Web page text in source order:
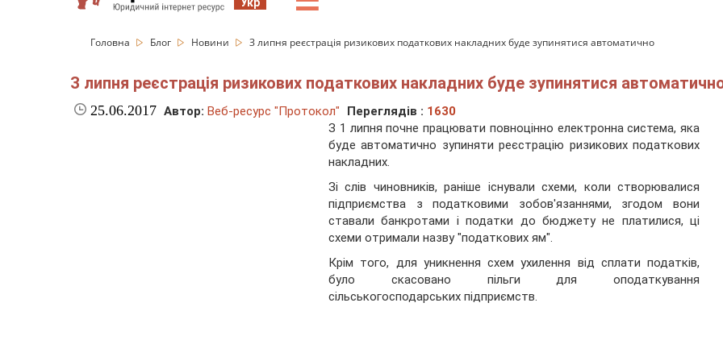
Головна Блог Новини З липня реєстрація ризикових податкових накладних буде зупинятися автоматично
З липня реєстрація ризикових податкових накладних буде зупинятися
25.06.2017 Автор: Веб-ресурс "Протокол" Переглядів : 1630
З 1 липня почне працювати повноцінно електронна система, яка
буде автоматично зупиняти реєстрацію ризикових податкових
накладних.
Зі слів чиновників, раніше існували схеми, коли створювалися
підприємства з податковими зобов'язаннями, згодом вони
ставали банкротами і податки до бюджету не платилися, ці
схеми отримали назву "податкових ям".
Крім того, для уникнення схем ухилення від сплати податків,
було скасовано пільги для оподаткування
сільськогосподарських підприємств.